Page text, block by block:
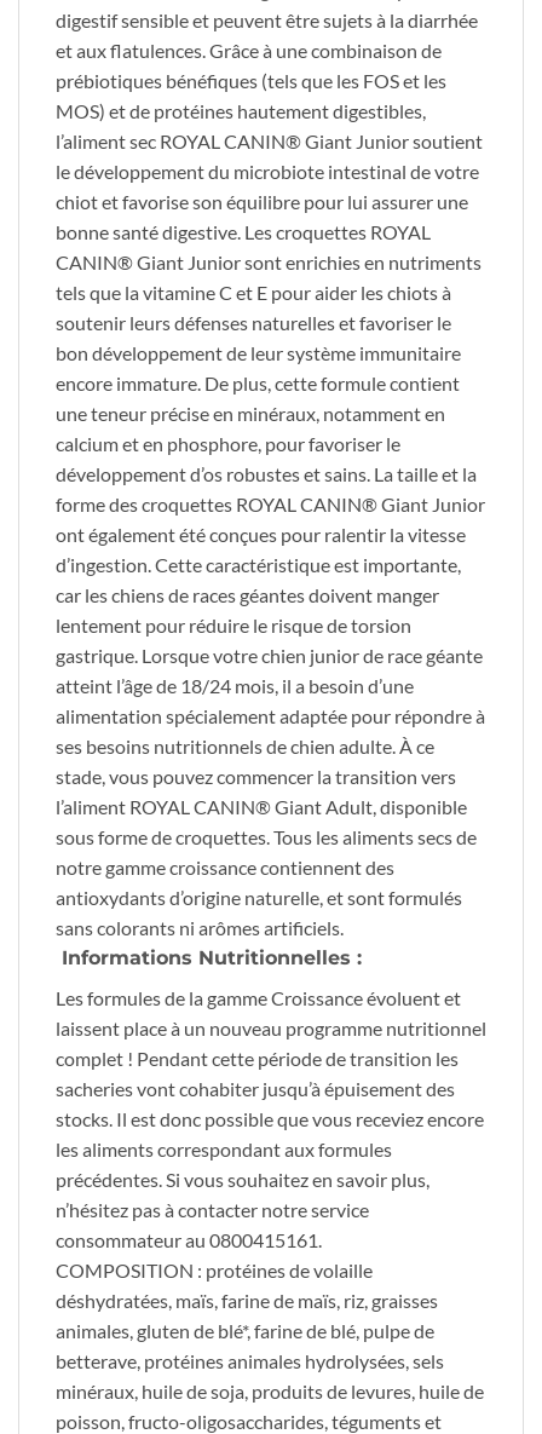
digestif sensible et peuvent être sujets à la diarrhée
et aux flatulences. Grâce à une combinaison de
prébiotiques bénéfiques (tels que les FOS et les
MOS) et de protéines hautement digestibles,
l’aliment sec ROYAL CANIN® Giant Junior soutient
le développement du microbiote intestinal de votre
chiot et favorise son équilibre pour lui assurer une
bonne santé digestive. Les croquettes ROYAL
CANIN® Giant Junior sont enrichies en nutriments
tels que la vitamine C et E pour aider les chiots à
soutenir leurs défenses naturelles et favoriser le
bon développement de leur système immunitaire
encore immature. De plus, cette formule contient
une teneur précise en minéraux, notamment en
calcium et en phosphore, pour favoriser le
développement d’os robustes et sains. La taille et la
forme des croquettes ROYAL CANIN® Giant Junior
ont également été conçues pour ralentir la vitesse
d’ingestion. Cette caractéristique est importante,
car les chiens de races géantes doivent manger
lentement pour réduire le risque de torsion
gastrique. Lorsque votre chien junior de race géante
atteint l’âge de 18/24 mois, il a besoin d’une
alimentation spécialement adaptée pour répondre à
ses besoins nutritionnels de chien adulte. À ce
stade, vous pouvez commencer la transition vers
l’aliment ROYAL CANIN® Giant Adult, disponible
sous forme de croquettes. Tous les aliments secs de
notre gamme croissance contiennent des
antioxydants d’origine naturelle, et sont formulés
sans colorants ni arômes artificiels.
Informations Nutritionnelles :
Les formules de la gamme Croissance évoluent et
laissent place à un nouveau programme nutritionnel
complet ! Pendant cette période de transition les
sacheries vont cohabiter jusqu’à épuisement des
stocks. Il est donc possible que vous receviez encore
les aliments correspondant aux formules
précédentes. Si vous souhaitez en savoir plus,
n’hésitez pas à contacter notre service
consommateur au 0800415161.
COMPOSITION : protéines de volaille
déshydratées, maïs, farine de maïs, riz, graisses
animales, gluten de blé*, farine de blé, pulpe de
betterave, protéines animales hydrolysées, sels
minéraux, huile de soja, produits de levures, huile de
poisson, fructo-oligosaccharides, téguments et